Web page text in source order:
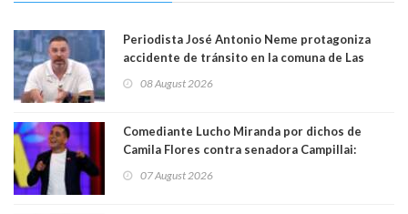
Periodista José Antonio Neme protagoniza
accidente de tránsito en la comuna de Las
08 August 2026
Comediante Lucho Miranda por dichos de
Camila Flores contra senadora Campillai:
forma de quitar dignidad"
07 August 2026